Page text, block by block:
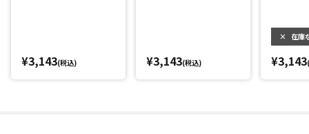
¥3,143(税込) ¥3,143(税込)
× 在庫
¥3,143